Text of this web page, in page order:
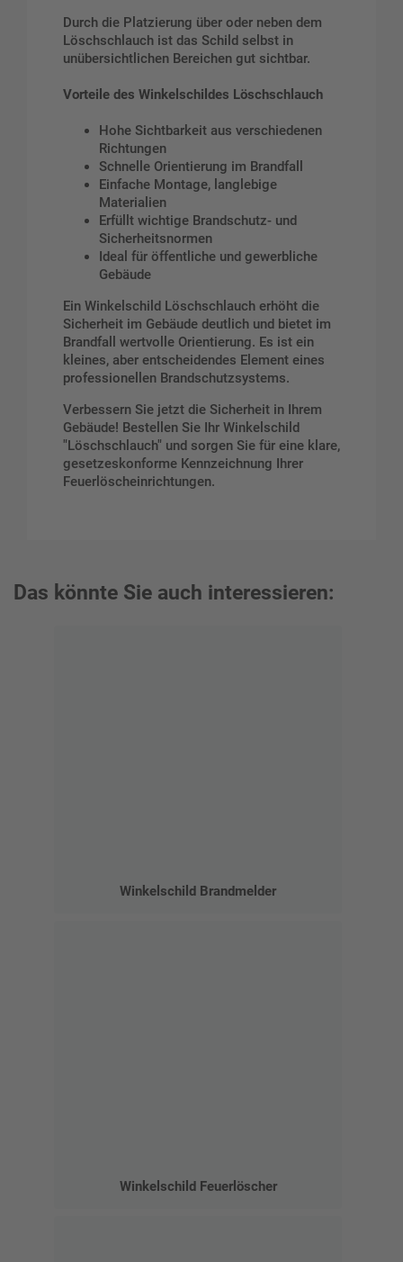
Durch die Platzierung über oder neben dem
Löschschlauch ist das Schild selbst in
unübersichtlichen Bereichen gut sichtbar.
Vorteile des Winkelschildes Löschschlauch
Hohe Sichtbarkeit aus verschiedenen
Richtungen
Schnelle Orientierung im Brandfall
Einfache Montage, langlebige
Materialien
Erfüllt wichtige Brandschutz- und
Sicherheitsnormen
Ideal für öffentliche und gewerbliche
Gebäude
Ein Winkelschild Löschschlauch erhöht die
Sicherheit im Gebäude deutlich und bietet im
Brandfall wertvolle Orientierung. Es ist ein
kleines, aber entscheidendes Element eines
professionellen Brandschutzsystems.
Verbessern Sie jetzt die Sicherheit in Ihrem
Gebäude! Bestellen Sie Ihr Winkelschild
"Löschschlauch" und sorgen Sie für eine klare,
gesetzeskonforme Kennzeichnung Ihrer
Feuerlöscheinrichtungen.
Das könnte Sie auch interessieren:
Winkelschild Brandmelder
Winkelschild Feuerlöscher